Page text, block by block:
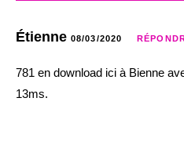
Étienne 08/03/2020
781 en download ici à Bienne
13ms.